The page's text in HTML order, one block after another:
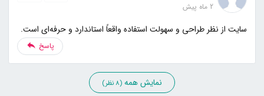
2 ماه پیش
سایت از نظر طراحی و سهولت استفاده واقعاً استاندارد و حرفه‌ای است.
پاسخ
نمایش همه (8 نظر)